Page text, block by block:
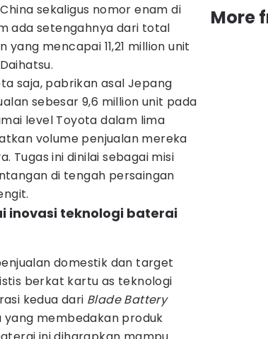
sekaligus nomor enam di
ada setengahnya dari total
mencapai 11,21 million unit
saja, pabrikan asal Jepang
sebesar 9,6 million unit pada
level Toyota dalam lima
volume penjualan mereka
Tugas ini dinilai sebagai misi
di tengah persaingan
inovasi teknologi baterai
domestik dan target
berkat kartu as teknologi
kedua dari Blade Battery
membedakan produk
More